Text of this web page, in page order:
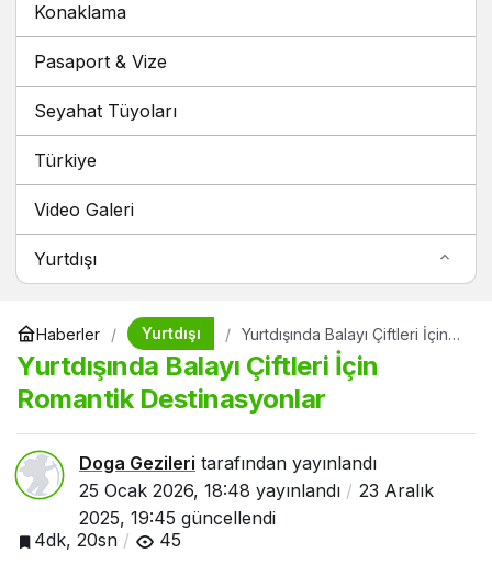
Konaklama
Pasaport & Vize
Seyahat Tüyoları
Türkiye
Video Galeri
Yurtdışı
Haberler Yurtdışı
Yurtdışında Balayı Çiftleri İçin
Romantik Destinasyonlar
Yurtdışında Balayı Çiftleri İçin
Romantik Destinasyonlar
Doga Gezileri tarafından yayınlandı
25 Ocak 2026, 18:48 yayınlandı
23 Aralık
2025, 19:45 güncellendi
4dk, 20sn
45